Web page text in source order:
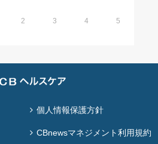
2 3 4 5
個人情報保護方針
CBnewsマネジメント利用規約